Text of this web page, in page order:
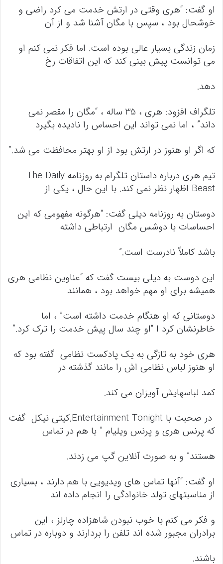
او گفت: “هری وقتی در ارتش خدمت می کرد راضی و
خوشحال بود ، سپس با مگان آشنا شد و از آن
زمان زندگی بسیار عالی بوده است. اما فکر نمی کنم او
می توانست پیش بینی کند که این اتفاقات رخ
دهد.
تلگراف افزود: هری ، 35 ساله ، “مگان را مقصر نمی
داند” ، اما نمی تواند این احساس را نادیده بگیرد
که اگر او هنوز در ارتش بود از او بهتر محافظت می شد.”
تیم هری درباره داستان تلگرام به روزنامه The Daily
Beast اظهار نظر نمی کند. با این حال ، یکی از
دوستان به روزنامه دیلی گفت: “هرگونه مفهومی که این
احساسات با دوشس مگان ارتباطی داشته
باشد کاملاً نادرست است.”
این دوست به دیلی بیست گفت که “عناوین نظامی هری
همیشه برای او مهم خواهد بود ، همانند
دوستانی که او هنگام خدمت داشته است” ، اما
خاطرنشان کرد ا “او چند سال پیش خدمت را ترک کرد.”
هری خود به تازگی به یک پادکست نظامی گفته بود که
او هنوز لباس نظامی اش را مانند گذشته در
کمد لباسهایش آویزان می کند.
در صحبت با Entertainment Tonight,کیتی نیکل گفت
که پرنس هری و پرنس ویلیام ” با هم در تماس
هستند” و به صورت آنلاین گپ می زدند.
او گفت: “آنها تماس های ویدیویی با هم دارند ، بسیاری
از مناسبتهای تولد خانوادگی را انجام داده اند
و فکر می کنم با خوب نبودن شاهزاده چارلز ، این
برادران مجبور شده اند تلفن را بردارند و دوباره در تماس
باشند.